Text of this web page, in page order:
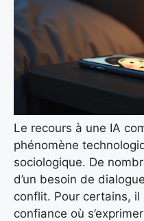
Le recours à une IA
phénomène
sociologique. De
d’un besoin de
conflit. Pour certains, il
confiance où